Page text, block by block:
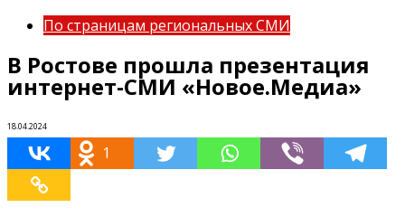
По страницам региональных СМИ
В Ростове прошла презентация
интернет-СМИ «Новое.Медиа»
18.04.2024
1